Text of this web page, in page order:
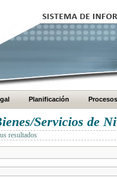
Planificación Procesos
Servicios de
resultados